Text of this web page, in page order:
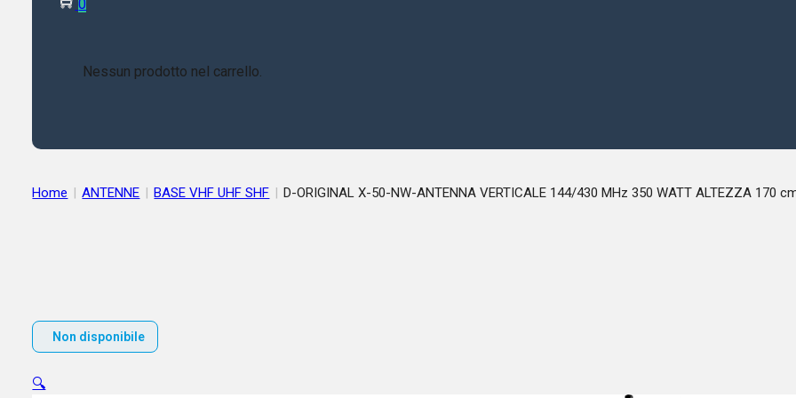
0
Nessun prodotto nel carrello.
Home | ANTENNE | BASE VHF UHF SHF | D-ORIGINAL X-50-NW-ANTENNA VERTICALE 144/430 MHz 350 WATT ALTEZZA 170
Non disponibile
🔍